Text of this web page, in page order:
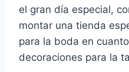
el gran día especial,
montar una tienda
para la boda en
decoraciones para la